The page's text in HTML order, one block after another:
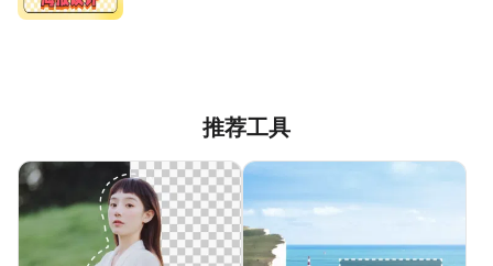
推荐工具